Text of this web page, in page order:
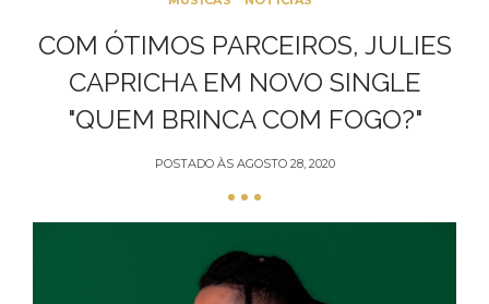
COM ÓTIMOS PARCEIROS, JULIES
CAPRICHA EM NOVO SINGLE
"QUEM BRINCA COM FOGO?"
POSTADO ÀS AGOSTO 28, 2020